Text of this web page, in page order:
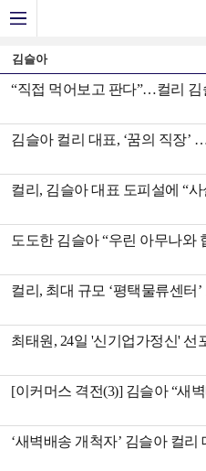
김슬아
“직접 먹어보고 판다”…컬리 김
김슬아 컬리 대표, ‘꿈의 직장’
컬리, 김슬아 대표 도피설에 “
도도한 김슬아 “우린 아무나와
컬리, 최대 규모 ‘평택물류센
최태원, 24일 '신기업가정신'
[이커머스 격전(3)] 김슬아 “새
‘새벽배송 개척자’ 김슬아 컬